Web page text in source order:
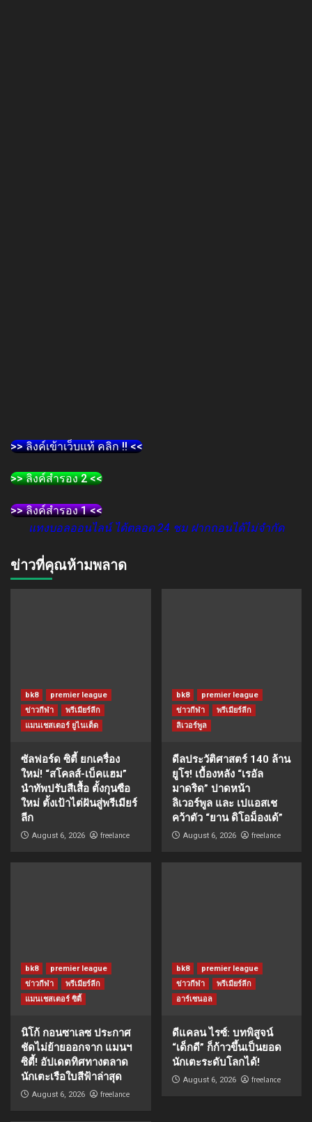
>> ลิงค์เข้าเว็บแท้ คลิก !! <<
>> ลิงค์สำรอง 2 <<
>> ลิงค์สำรอง 1 <<
แทงบอลออนไลน์ ได้ตลอด 24 ชม ฝากถอนได้ไม่จำกัด
ข่าวที่คุณห้ามพลาด
bk8
premier league
ข่าวกีฬา
พรีเมียร์ลีก
แมนเชสเตอร์ ยูไนเต็ด
ซัลฟอร์ด ซิตี้ ยกเครื่อง
ใหม่! “สโคลส์-เบ็คแฮม”
นำทัพปรับสีเสื้อ ตั้งกุนซือ
ใหม่ ตั้งเป้าไต่ฝันสู่พรีเมียร์
ลีก
August 6, 2026 freelance
bk8
premier league
ข่าวกีฬา
พรีเมียร์ลีก
ลิเวอร์พูล
ดีลประวัติศาสตร์ 140 ล้าน
ยูโร! เบื้องหลัง “เรอัล
มาดริด” ปาดหน้า
ลิเวอร์พูล และ เปแอสเช
คว้าตัว “ยาน ดิโอม็องเด้”
August 6, 2026 freelance
bk8
premier league
ข่าวกีฬา
พรีเมียร์ลีก
แมนเชสเตอร์ ซิตี้
นิโก้ กอนซาเลซ ประกาศ
ชัดไม่ย้ายออกจาก แมนฯ
ซิตี้! อัปเดตทิศทางตลาด
นักเตะเรือใบสีฟ้าล่าสุด
August 6, 2026 freelance
bk8
premier league
ข่าวกีฬา
พรีเมียร์ลีก
อาร์เซนอล
ดีแคลน ไรซ์: บทพิสูจน์
“เด็กดี” ก็ก้าวขึ้นเป็นยอด
นักเตะระดับโลกได้!
August 6, 2026 freelance